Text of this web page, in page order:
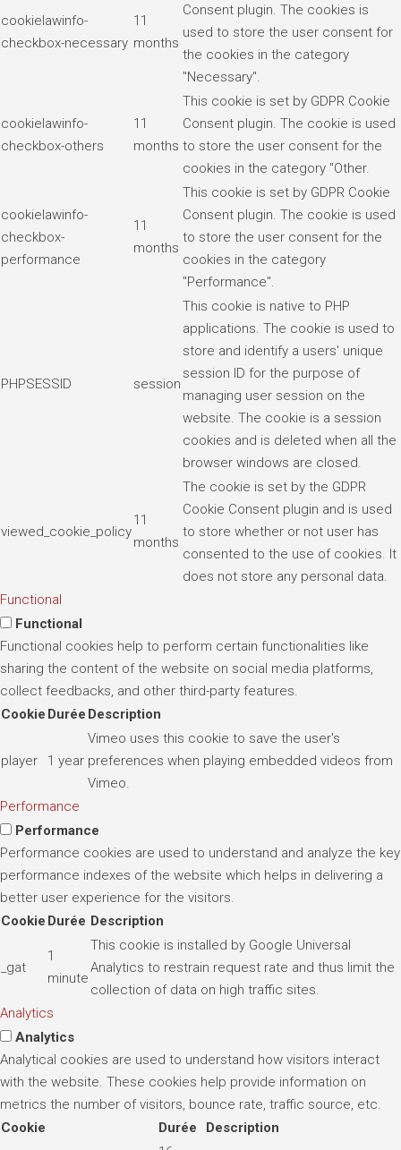
cookielawinfo-
checkbox-necessary
11
months
Consent plugin. The cookies is
used to store the user consent for
the cookies in the category
"Necessary".
cookielawinfo-
checkbox-others
11
months
This cookie is set by GDPR Cookie
Consent plugin. The cookie is used
to store the user consent for the
cookies in the category "Other.
cookielawinfo-
checkbox-
performance
11
months
This cookie is set by GDPR Cookie
Consent plugin. The cookie is used
to store the user consent for the
cookies in the category
"Performance".
PHPSESSID session
This cookie is native to PHP
applications. The cookie is used to
store and identify a users' unique
session ID for the purpose of
managing user session on the
website. The cookie is a session
cookies and is deleted when all the
browser windows are closed.
viewed_cookie_policy
11
months
The cookie is set by the GDPR
Cookie Consent plugin and is used
to store whether or not user has
consented to the use of cookies. It
does not store any personal data.
Functional
Functional
Functional cookies help to perform certain functionalities like
sharing the content of the website on social media platforms,
collect feedbacks, and other third-party features.
Cookie Durée Description
player 1 year
Vimeo uses this cookie to save the user's
preferences when playing embedded videos from
Vimeo.
Performance
Performance
Performance cookies are used to understand and analyze the key
performance indexes of the website which helps in delivering a
better user experience for the visitors.
Cookie Durée Description
_gat
1
minute
This cookie is installed by Google Universal
Analytics to restrain request rate and thus limit the
collection of data on high traffic sites.
Analytics
Analytics
Analytical cookies are used to understand how visitors interact
with the website. These cookies help provide information on
metrics the number of visitors, bounce rate, traffic source, etc.
Cookie
Durée
Description